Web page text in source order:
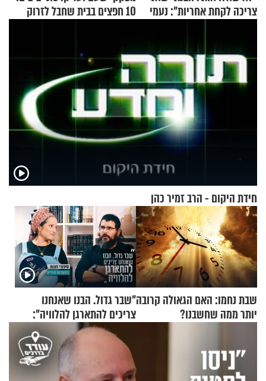
צריכה לקחת אחריות": נעמי
10 חפצים בבית שחבל לזרוק
חידת היקום - הרב זמיר כהן
שבת נחמו: האם הגאולה קרובה
יותר ממה שחשבנו?
"שבר גדול. הבנו שאנחנו
צריכים להתארגן להלוויה":
זוגיות במבחן, הפעם עם מרים
וגד דנינו